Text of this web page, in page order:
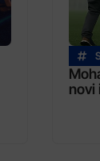
novi